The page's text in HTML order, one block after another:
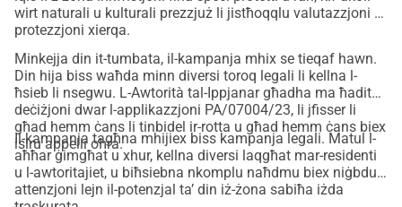
this account (put ‘żabbar road’ in the description):
Name: Moviment Graffitti
IBAN: MT27VALL22013000000011799516027
We are Moviment Graffitti, Friends of the Earth Malta,
Azzjoni: Tuna Artna Lura and concerned residents who
have joined under the campaign “Is-Swar tal-Kottonera:
Passaġġ fil-Pajsaġġ”.
We want to appeal the application PA/07004/23 that
wirt naturali u kulturali prezzjuż li jistħoqqlu valutazzjoni u
protezzjoni xierqa.
Minkejja din it-tumbata, il-kampanja mhix se tieqaf hawn.
Din hija biss waħda minn diversi toroq legali li kellna l-
ħsieb li nsegwu. L-Awtorità tal-Ippjanar għadha ma ħaditx
deċiżjoni dwar l-applikazzjoni PA/07004/23, li jfisser li
għad hemm ċans li tinbidel ir-rotta u għad hemm ċans biex
isiru appelli oħra.
Il-kampanja tagħna mhijiex biss kampanja legali. Matul l-
aħħar ġimgħat u xhur, kellna diversi laqgħat mar-residenti
u l-awtoritajiet, u biħsiebna nkomplu naħdmu biex niġbdu l-
attenzjoni lejn il-potenzjal ta’ din iż-żona sabiħa iżda